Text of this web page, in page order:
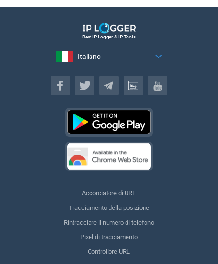
Best IP Logger & IP Tools
Italiano
Italiano
Accorciatore di URL
Tracciamento della posizione
Rintracciare il numero di telefono
Pixel di tracciamento
Controllore URL